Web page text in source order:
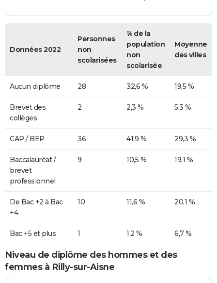
Données 2022
Personnes
non
scolarisées
% de la
population
non
scolarisée
Moyenne
des villes
Aucun diplôme 28 32,6 % 19,5 %
Brevet des
collèges
2 2,3 % 5,3 %
CAP / BEP 36 41,9 % 29,3 %
Baccalauréat /
brevet
professionnel
9 10,5 % 19,1 %
De Bac +2 à Bac
+4
10 11,6 % 20,1 %
Bac +5 et plus 1 1,2 % 6,7 %
Niveau de diplôme des hommes et des
femmes à Rilly-sur-Aisne